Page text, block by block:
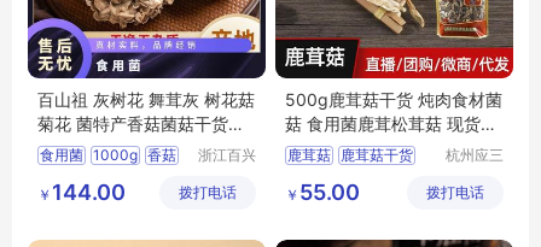
百山祖 灰树花 舞茸灰 树花菇
菊花 菌特产香菇菌菇干货食
用菌
食用菌 1000g 香菇
浙江百兴
公司
￥ 144.00 拨打电话
500g鹿茸菇干货 炖肉食材菌
菇 食用菌鹿茸松茸菇 现货批
发 九千馆
鹿茸菇
鹿茸菇干货
鹿茸松茸菇
杭州应三
公司
￥ 55.00 拨打电话